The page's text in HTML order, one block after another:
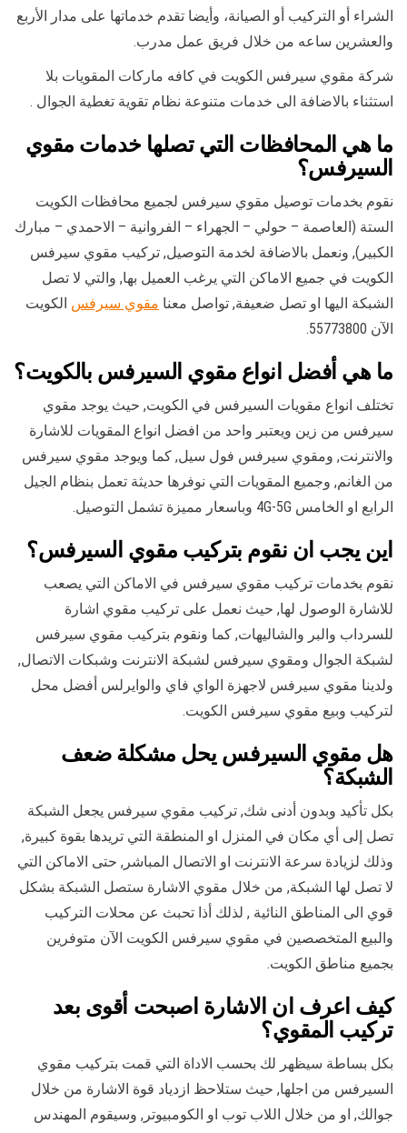
الشراء أو التركيب أو الصيانة، وأيضا تقدم خدماتها على مدار الأربع
والعشرين ساعه من خلال فريق عمل مدرب.
شركة مقوي سيرفس الكويت في كافه ماركات المقويات بلا
استثناء بالاضافة الى خدمات متنوعة نظام تقوية تغطية الجوال .
ما هي المحافظات التي تصلها خدمات مقوي
السيرفس؟
نقوم بخدمات توصيل مقوي سيرفس لجميع محافظات الكويت
الستة (العاصمة – حولي – الجهراء – الفروانية – الاحمدي – مبارك
الكبير), ونعمل بالاضافة لخدمة التوصيل, تركيب مقوي سيرفس
الكويت في جميع الاماكن التي يرغب العميل بها, والتي لا تصل
الشبكة اليها او تصل ضعيفة, تواصل معنا مقوي سيرفس الكويت
الآن 55773800.
ما هي أفضل انواع مقوي السيرفس بالكويت؟
تختلف انواع مقويات السيرفس في الكويت, حيث يوجد مقوي
سيرفس من زين ويعتبر واحد من افضل انواع المقويات للاشارة
والانترنت, ومقوي سيرفس فول سيل, كما ويوجد مقوي سيرفس
من الغانم, وجميع المقويات التي نوفرها حديثة تعمل بنظام الجيل
الرابع او الخامس 4G-5G وباسعار مميزة تشمل التوصيل.
اين يجب ان نقوم بتركيب مقوي السيرفس؟
نقوم بخدمات تركيب مقوي سيرفس في الاماكن التي يصعب
للاشارة الوصول لها, حيث نعمل على تركيب مقوي اشارة
للسرداب والبر والشاليهات, كما ونقوم بتركيب مقوي سيرفس
لشبكة الجوال ومقوي سيرفس لشبكة الانترنت وشبكات الاتصال,
ولدينا مقوي سيرفس لاجهزة الواي فاي والوايرلس أفضل محل
لتركيب وبيع مقوي سيرفس الكويت.
هل مقوي السيرفس يحل مشكلة ضعف
الشبكة؟
بكل تأكيد وبدون أدنى شك, تركيب مقوي سيرفس يجعل الشبكة
تصل إلى أي مكان في المنزل او المنطقة التي تريدها بقوة كبيرة,
وذلك لزيادة سرعة الانترنت او الاتصال المباشر, حتى الاماكن التي
لا تصل لها الشبكة, من خلال مقوي الاشارة ستصل الشبكة بشكل
قوي الى المناطق النائية , لذلك أذا تحبث عن محلات التركيب
والبيع المتخصصين في مقوي سيرفس الكويت الآن متوفرين
بجميع مناطق الكويت.
كيف اعرف ان الاشارة اصبحت أقوى بعد
تركيب المقوي؟
بكل بساطة سيظهر لك بحسب الاداة التي قمت بتركيب مقوي
السيرفس من اجلها, حيث ستلاحظ ازدياد قوة الاشارة من خلال
جوالك, او من خلال اللاب توب او الكومبيوتر, وسيقوم المهندس